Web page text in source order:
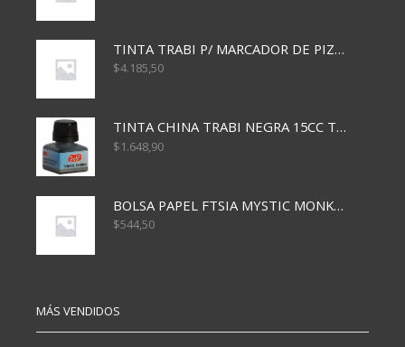
TINTA TRABI P/ MARCADOR DE PIZARRA x30ml ROJO
$4.185,50
TINTA CHINA TRABI NEGRA 15CC TR3460
$1.648,90
BOLSA PAPEL FTSIA MYSTIC MONKEY 14/08/20
$544,50
MÁS VENDIDOS